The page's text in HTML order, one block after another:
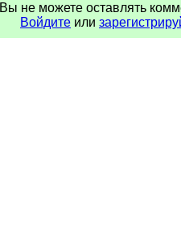
Вы не можете оставлять
Войдите или